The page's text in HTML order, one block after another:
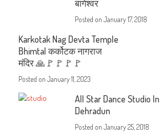
बागेश्वर
Posted onJanuary 17, 2018
Karkotak Nag Devta Temple
Bhimtal कर्कोटक नागराज
मंदिर 🙏🚩🚩🚩🚩
Posted onJanuary 11, 2023
All Star Dance Studio In
Dehradun
Posted onJanuary 25, 2018